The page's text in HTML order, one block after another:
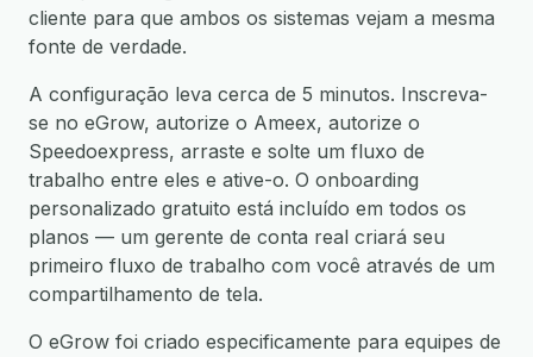
cliente para que ambos os sistemas vejam a mesma
fonte de verdade.
A configuração leva cerca de 5 minutos. Inscreva-
se no eGrow, autorize o Ameex, autorize o
Speedoexpress, arraste e solte um fluxo de
trabalho entre eles e ative-o. O onboarding
personalizado gratuito está incluído em todos os
planos — um gerente de conta real criará seu
primeiro fluxo de trabalho com você através de um
compartilhamento de tela.
O eGrow foi criado especificamente para equipes de